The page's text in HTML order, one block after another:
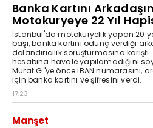
Banka Kartını
Motokuryeye 22 Yıl
İstanbul'da motokuryelik yapan 20
başı, banka kartını ödünç verdiği
dolandırıcılık soruşturmasına
hesabına havale yapılamadığını
Murat G.'ye önce IBAN numarasını,
için banka kartını ve şifresini verdi.
17:23
Manşet